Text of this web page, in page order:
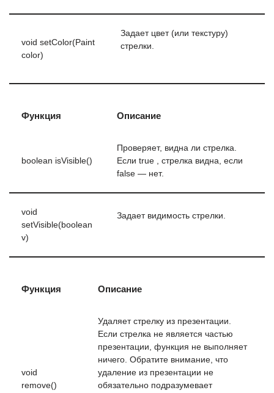
void setColor(Paint
color)
Задает цвет (или текстуру)
стрелки.
Функция Описание
boolean isVisible()
Проверяет, видна ли стрелка.
Если true , стрелка видна, если
false — нет.
void
setVisible(boolean
v)
Задает видимость стрелки.
Функция Описание
void
remove()
Удаляет стрелку из презентации.
Если стрелка не является частью
презентации, функция не выполняет
ничего. Обратите внимание, что
удаление из презентации не
обязательно подразумевает